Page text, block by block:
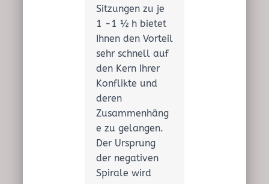
Sitzungen zu je
1 -1 ½ h bietet
Ihnen den Vorteil
sehr schnell auf
den Kern Ihrer
Konflikte und
deren
Zusammenhäng
e zu gelangen.
Der Ursprung
der negativen
Spirale wird